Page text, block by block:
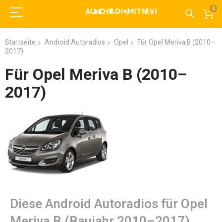
0
Startseite Android Autoradios Opel
Für Opel Meriva B (2010–
2017)
Für Opel Meriva B (2010–
2017)
Diese Android Autoradios für Opel